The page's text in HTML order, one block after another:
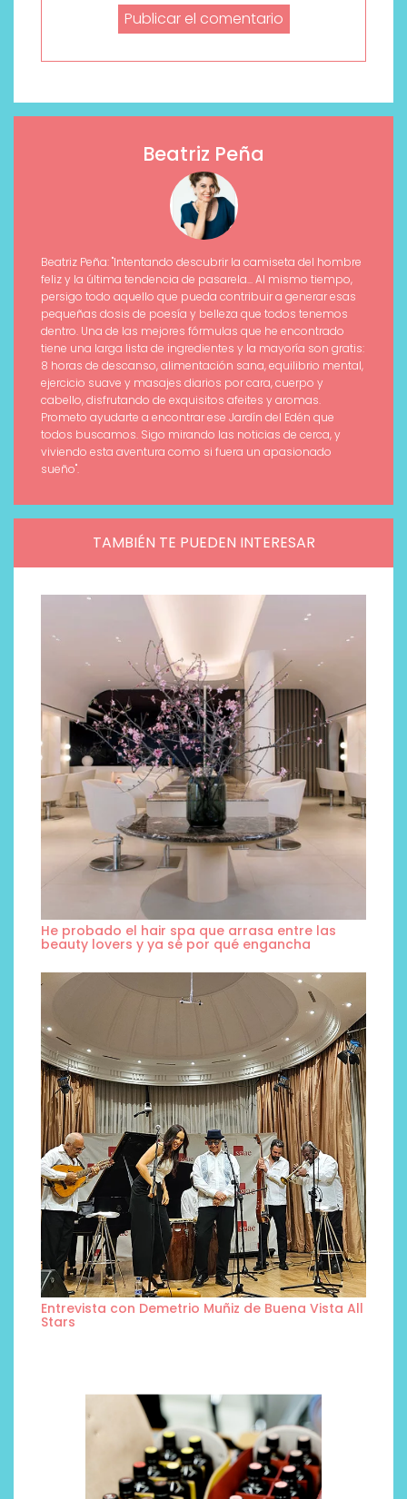
Beatriz Peña
Beatriz Peña: "Intentando descubrir la camiseta del hombre
feliz y la última tendencia de pasarela... Al mismo tiempo,
persigo todo aquello que pueda contribuir a generar esas
pequeñas dosis de poesía y belleza que todos tenemos
dentro. Una de las mejores fórmulas que he encontrado
tiene una larga lista de ingredientes y la mayoría son gratis:
8 horas de descanso, alimentación sana, equilibrio mental,
ejercicio suave y masajes diarios por cara, cuerpo y
cabello, disfrutando de exquisitos afeites y aromas.
Prometo ayudarte a encontrar ese Jardín del Edén que
todos buscamos. Sigo mirando las noticias de cerca, y
viviendo esta aventura como si fuera un apasionado
sueño".
TAMBIÉN TE PUEDEN INTERESAR
He probado el hair spa que arrasa entre las
beauty lovers y ya sé por qué engancha
Entrevista con Demetrio Muñiz de Buena Vista All
Stars